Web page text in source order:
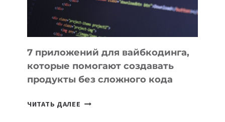
7 приложений для вайбкодинга,
которые помогают создавать
продукты без сложного кода
ЧИТАТЬ ДАЛЕЕ